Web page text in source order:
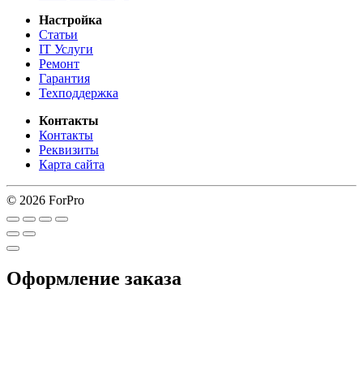
Настройка
Статьи
IT Услуги
Ремонт
Гарантия
Техподдержка
Контакты
Контакты
Реквизиты
Карта сайта
© 2026 ForPro
Оформление заказа